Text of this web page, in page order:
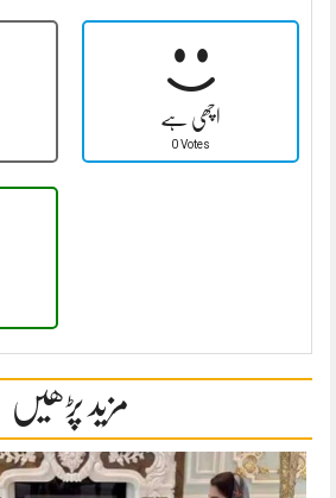
اچھی ہے
0 Votes
مزید پڑھیں